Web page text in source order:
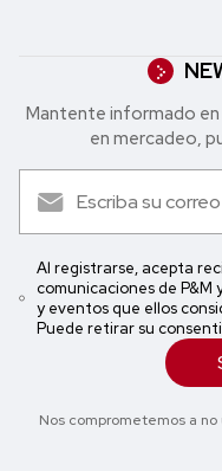
Mantente informado
en mercadeo,
Al registrarse, acepta
comunicaciones de P&M
y eventos que ellos
Puede retirar su
Nos comprometemos a